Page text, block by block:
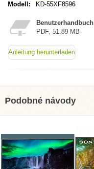
Modell:
KD-55XF8596
Benutzerhandbuch
PDF, 51.89 MB
Anleitung herunterladen
Podobné návody